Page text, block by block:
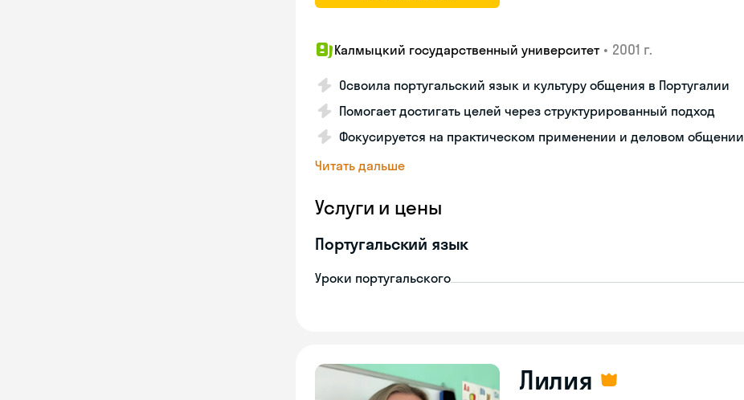
Калмыцкий государственный университет • 2001 г.
Освоила португальский язык и культуру общения в Португалии
Помогает достигать целей через структурированный подход
Фокусируется на практическом применении и деловом общении
Читать дальше
Услуги и цены
Португальский язык
Уроки португальского
Лилия